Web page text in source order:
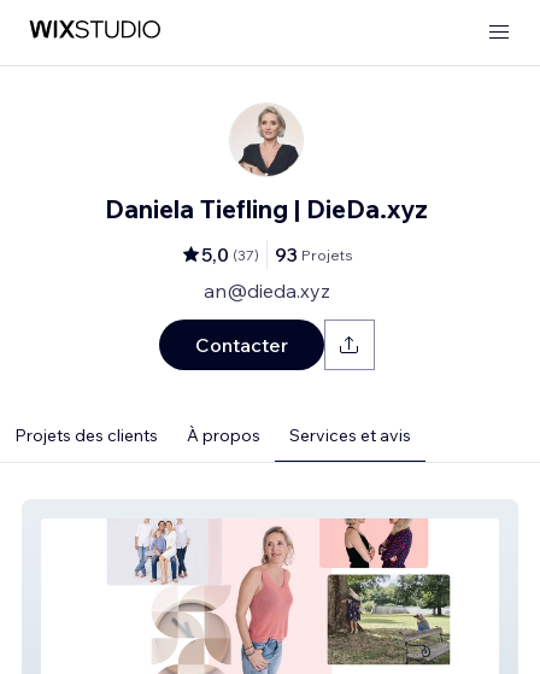
Daniela Tiefling | DieDa.xyz
5,0 (37) 93 Projets
an@dieda.xyz
Contacter
Projets des clients À propos Services et avis